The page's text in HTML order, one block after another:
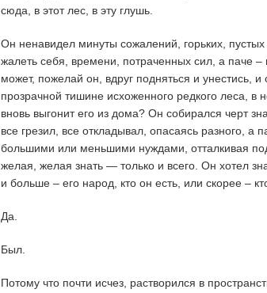
сюда, в этот лес, в эту глушь.
Он ненавидел минуты сожалений, горьких, пустых
жалеть себя, времени, потраченных сил, а паче
может, пожелай он, вдруг подняться и унестись, и
прозрачной тишине исхоженного редкого леса, в
вновь выгонит его из дома? Он собирался черт
все грезил, все откладывал, опасаясь разного, а
большими или меньшими нуждами, отталкивая
желая, желая знать — только и всего. Он хотел
и больше – его народ, кто он есть, или скорее –
Да.
Был.
Потому что почти исчез, растворился в